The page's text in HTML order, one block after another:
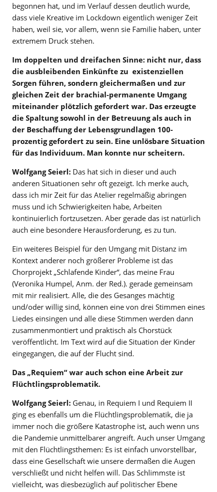
begonnen hat, und im Verlauf dessen deutlich wurde,
dass viele Kreative im Lockdown eigentlich weniger Zeit
haben, weil sie, vor allem, wenn sie Familie haben, unter
extremem Druck stehen.
Im doppelten und dreifachen Sinne: nicht nur, dass
die ausbleibenden Einkünfte zu existenziellen
Sorgen führen, sondern gleichermaßen und zur
gleichen Zeit der brachial-permanente Umgang
miteinander plötzlich gefordert war. Das erzeugte
die Spaltung sowohl in der Betreuung als auch in
der Beschaffung der Lebensgrundlagen 100-
prozentig gefordert zu sein. Eine unlösbare Situation
für das Individuum. Man konnte nur scheitern.
Wolfgang Seierl: Das hat sich in dieser und auch
anderen Situationen sehr oft gezeigt. Ich merke auch,
dass ich mir Zeit für das Atelier regelmäßig abringen
muss und ich Schwierigkeiten habe, Arbeiten
kontinuierlich fortzusetzen. Aber gerade das ist natürlich
auch eine besondere Herausforderung, es zu tun.
Ein weiteres Beispiel für den Umgang mit Distanz im
Kontext anderer noch größerer Probleme ist das
Chorprojekt „Schlafende Kinder“, das meine Frau
(Veronika Humpel, Anm. der Red.). gerade gemeinsam
mit mir realisiert. Alle, die des Gesanges mächtig
und/oder willig sind, können eine von drei Stimmen eines
Liedes einsingen und alle diese Stimmen werden dann
zusammenmontiert und praktisch als Chorstück
veröffentlicht. Im Text wird auf die Situation der Kinder
eingegangen, die auf der Flucht sind.
Das „Requiem“ war auch schon eine Arbeit zur
Flüchtlingsproblematik.
Wolfgang Seierl: Genau, in Requiem I und Requiem II
ging es ebenfalls um die Flüchtlingsproblematik, die ja
immer noch die größere Katastrophe ist, auch wenn uns
die Pandemie unmittelbarer angreift. Auch unser Umgang
mit den Flüchtlingsthemen: Es ist einfach unvorstellbar,
dass eine Gesellschaft wie unsere dermaßen die Augen
verschließt und nicht helfen will. Das Schlimmste ist
vielleicht, was diesbezüglich auf politischer Ebene